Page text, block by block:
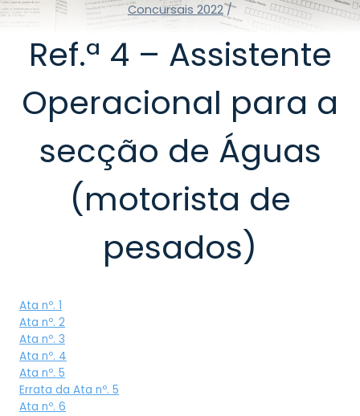
Concursais 2022 /
Ref.ª 4 – Assistente
Operacional para a
secção de Águas
(motorista de
pesados)
Ata nº. 1
Ata nº. 2
Ata nº. 3
Ata nº. 4
Ata nº. 5
Errata da Ata nº. 5
Ata nº. 6